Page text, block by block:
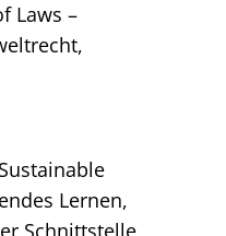
Laws –
Lernen,